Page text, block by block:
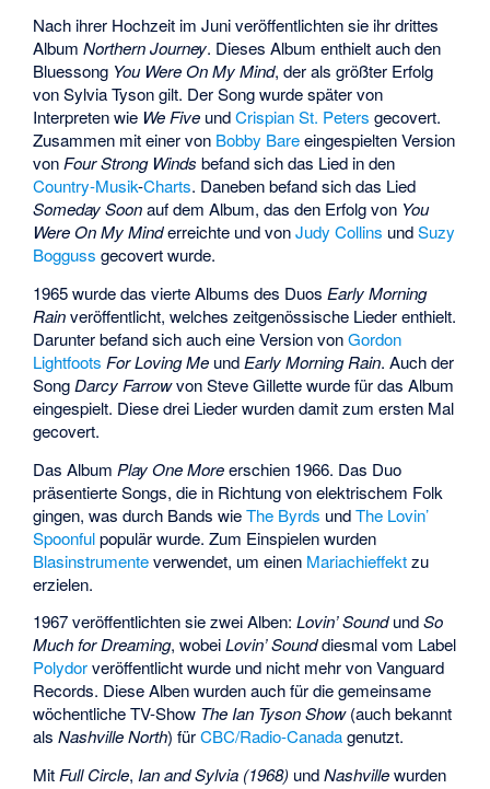
Nach ihrer Hochzeit im Juni veröffentlichten sie ihr drittes
AlbumNorthern Journey. Dieses Album enthielt auch den
Bluessong You Were On My Mind, der als größter Erfolg
von Sylvia Tyson gilt. Der Song wurde später von
Interpreten wie We Five undCrispian St. Peters gecovert.
Zusammen mit einer von Bobby Bareeingespielten Version
vonFour Strong Winds befand sich das Lied in den
Country-Musik-Charts. Daneben befand sich das Lied
Someday Soonauf dem Album, das den Erfolg von You
Were On My Minderreichte und vonJudy Collins undSuzy
Bogguss gecovert wurde.
1965 wurde das vierte Albums des Duos Early Morning
Rainveröffentlicht, welches zeitgenössische Lieder enthielt.
Darunter befand sich auch eine Version vonGordon
Lightfoots For Loving Me und Early Morning Rain. Auch der
SongDarcy Farrowvon Steve Gillette wurde für das Album
eingespielt. Diese drei Lieder wurden damit zum ersten Mal
gecovert.
Das Album Play One Moreerschien 1966. Das Duo
präsentierte Songs, die in Richtung von elektrischem Folk
gingen, was durch Bands wieThe Byrds undThe Lovin’
Spoonfulpopulär wurde. Zum Einspielen wurden
Blasinstrumenteverwendet, um einen Mariachieffektzu
erzielen.
1967 veröffentlichten sie zwei Alben:Lovin’ SoundundSo
Much for Dreaming, wobeiLovin’ Sounddiesmal vom Label
Polydorveröffentlicht wurde und nicht mehr von Vanguard
Records. Diese Alben wurden auch für die gemeinsame
wöchentliche TV-Show The Ian Tyson Show(auch bekannt
alsNashville North) fürCBC/Radio-Canadagenutzt.
Mit Full Circle, Ian and Sylvia (1968) undNashvillewurden